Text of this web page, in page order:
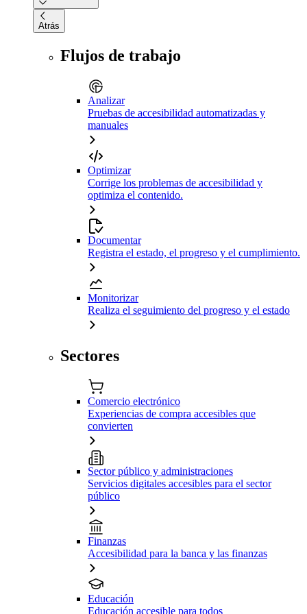
Atrás
Flujos de trabajo
Analizar
Pruebas de accesibilidad automatizadas y
manuales
Optimizar
Corrige los problemas de accesibilidad y
optimiza el contenido.
Documentar
Registra el estado, el progreso y el cumplimiento.
Monitorizar
Realiza el seguimiento del progreso y el estado
Sectores
Comercio electrónico
Experiencias de compra accesibles que
convierten
Sector público y administraciones
Servicios digitales accesibles para el sector
público
Finanzas
Accesibilidad para la banca y las finanzas
Educación
Educación accesible para todos